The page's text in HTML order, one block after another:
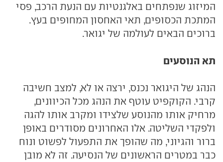
המיזוג שנפתחים באלגנטיות עם הנעת הרכב, פסי
המתכת הכסופים, תאי האחסון המחופים בעץ.
ברוכים הבאים לעולמה של יגואר.
תא הנוסעים
הנהג של היגואר נכנס, ירצה או לא, למצב חשיבה
קרבי. הקוקפיט עוטף את הנהג מכל הכיוונים,
מרחיק אותו מהנוסע שלצידו ומקרב אותו להגה
ולפקדי השליטה. אלו האחרונים מסודרים באופן
ברור והגיוני, מה שהופך את התפעול לפשוט ונוח
כבר במטרים הראשונים של הנסיעה. זה לא מובן